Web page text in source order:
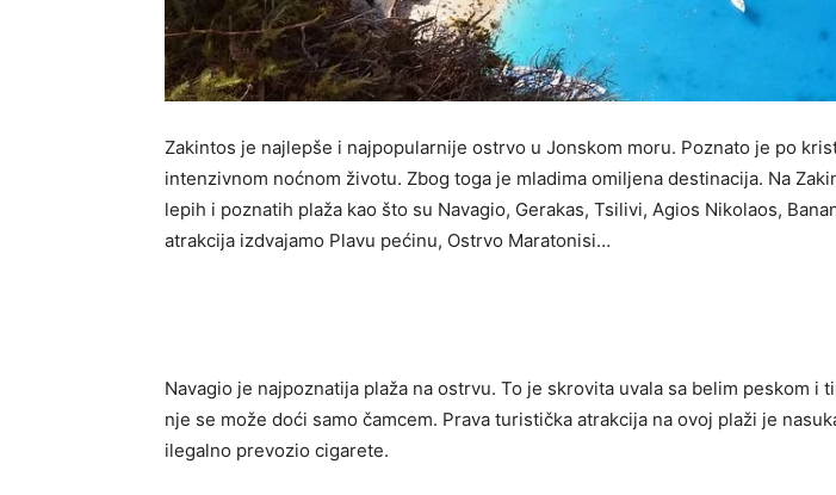
Zakintos je najlepše i najpopularnije ostrvo u Jonskom moru. Poznato je po
intenzivnom noćnom životu. Zbog toga je mladima omiljena destinacija. Na
lepih i poznatih plaža kao što su Navagio, Gerakas, Tsilivi, Agios Nikolaos,
atrakcija izdvajamo Plavu pećinu, Ostrvo Maratonisi…
Navagio je najpoznatija plaža na ostrvu. To je skrovita uvala sa belim peskom i
nje se može doći samo čamcem. Prava turistička atrakcija na ovoj plaži je
ilegalno prevozio cigarete.